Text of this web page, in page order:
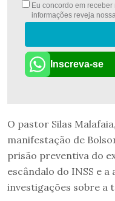
Eu concordo em
informações reveja nossa
Inscreva-se
O pastor Silas
manifestação de
prisão preventiva do
escândalo do INSS e
investigações sobre a